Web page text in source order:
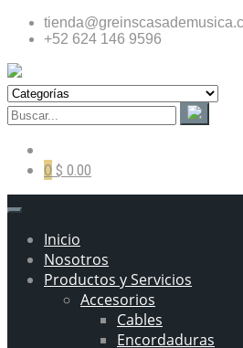
+52 624 146 9596
0 $ 0.00
Inicio
Nosotros
Productos y Servicios
Accesorios
Cables
Encordaduras